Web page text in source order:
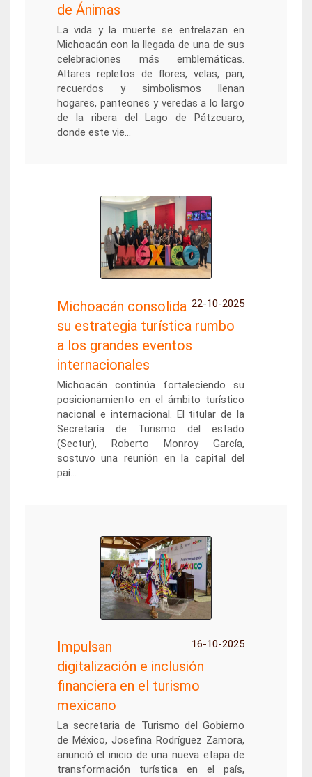
de Ánimas
La vida y la muerte se entrelazan en
Michoacán con la llegada de una de sus
celebraciones más emblemáticas.
Altares repletos de flores, velas, pan,
recuerdos y simbolismos llenan
hogares, panteones y veredas a lo largo
de la ribera del Lago de Pátzcuaro,
donde este vie...
22-10-2025
Michoacán consolida
su estrategia turística rumbo
a los grandes eventos
internacionales
Michoacán continúa fortaleciendo su
posicionamiento en el ámbito turístico
nacional e internacional. El titular de la
Secretaría de Turismo del estado
(Sectur), Roberto Monroy García,
sostuvo una reunión en la capital del
paí...
16-10-2025
Impulsan
digitalización e inclusión
financiera en el turismo
mexicano
La secretaria de Turismo del Gobierno
de México, Josefina Rodríguez Zamora,
anunció el inicio de una nueva etapa de
transformación turística en el país,